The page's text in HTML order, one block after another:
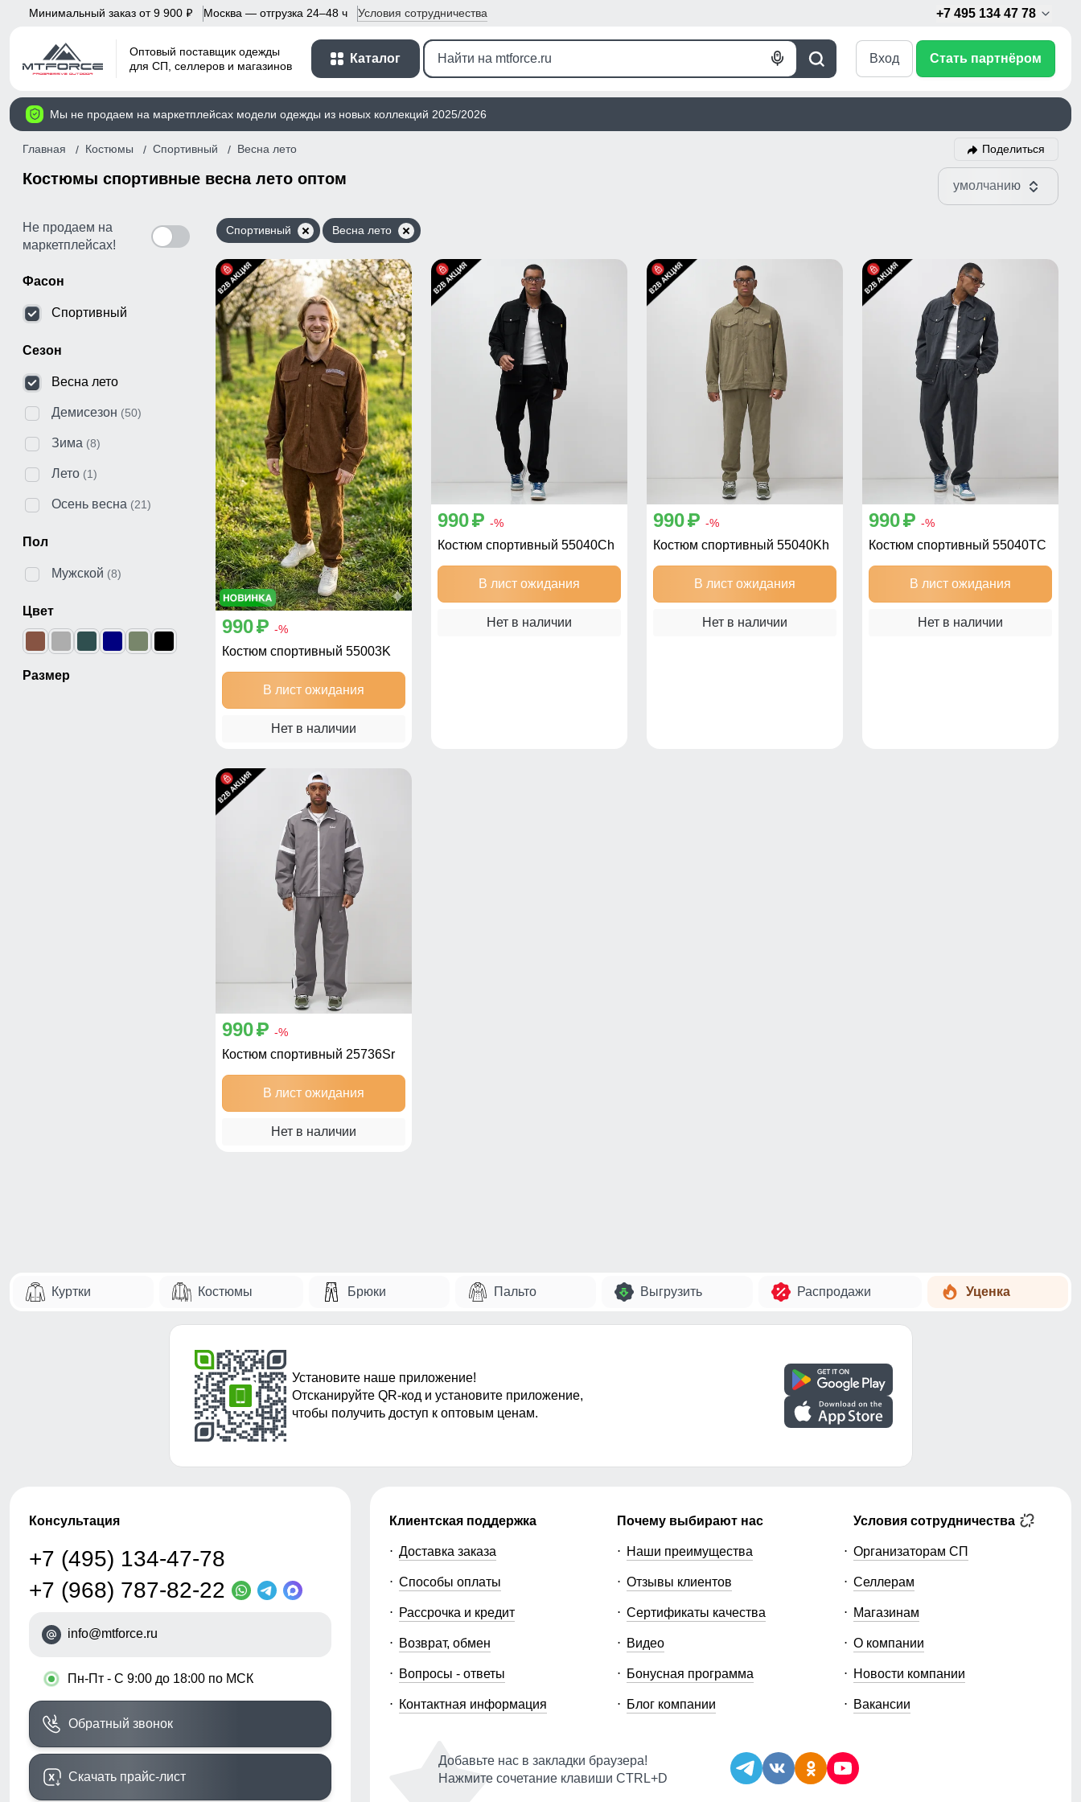
Минимальный заказ от 9 900 p Москва — отгрузка 24–48 ч Условия сотрудничества +7 495 134 47 78
Оптовый поставщик одежды
для СП, селлеров и магазинов
Каталог
Поиск
Голосовой
Вход Стать партнёром
Мы не продаем на маркетплейсах модели одежды из новых коллекций 2025/2026
Главная Костюмы Спортивный Весна лето Поделиться
Костюмы спортивные весна лето оптом умолчанию
Не продаем на
маркетплейсах!
Фасон
Спортивный
Сезон
Весна лето
Демисезон (50)
Зима (8)
Лето (1)
Осень весна (21)
Пол
Мужской (8)
Цвет
Размер
Спортивный Весна лето
990 p -%
Костюм спортивный 55003K
В лист ожидания
Нет в наличии
990 p -%
Костюм спортивный 55040Ch
В лист ожидания
Нет в наличии
990 p -%
Костюм спортивный 55040Kh
В лист ожидания
Нет в наличии
990 p -%
Костюм спортивный 55040TC
В лист ожидания
Нет в наличии
990 p -%
Костюм спортивный 25736Sr
В лист ожидания
Нет в наличии
Куртки Костюмы Брюки Пальто Выгрузить Распродажи Уценка
Установите наше приложение!
Отсканируйте QR-код и установите приложение,
чтобы получить доступ к оптовым ценам.
Консультация
+7 (495) 134-47-78
+7 (968) 787-82-22
info@mtforce.ru
• Пн-Пт - С 9:00 до 18:00 по МСК
Обратный звонок
Скачать прайс-лист
Клиентская поддержка
Доставка заказа
Способы оплаты
Рассрочка и кредит
Возврат, обмен
Вопросы - ответы
Контактная информация
Почему выбирают нас
Наши преимущества
Отзывы клиентов
Сертификаты качества
Видео
Бонусная программа
Блог компании
Условия сотрудничества
Организаторам СП
Селлерам
Магазинам
О компании
Новости компании
Вакансии
Добавьте нас в закладки браузера!
Нажмите сочетание клавиши CTRL+D